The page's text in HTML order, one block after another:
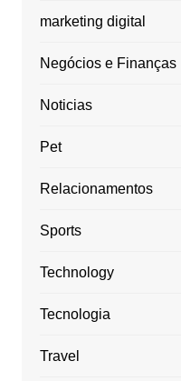
marketing digital
Negócios e Finanças
Noticias
Pet
Relacionamentos
Sports
Technology
Tecnologia
Travel